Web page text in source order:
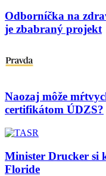
Odborníčka na
je zbabraný projekt
Naozaj môže
certifikátom ÚDZS?
Minister Drucker si
Floride